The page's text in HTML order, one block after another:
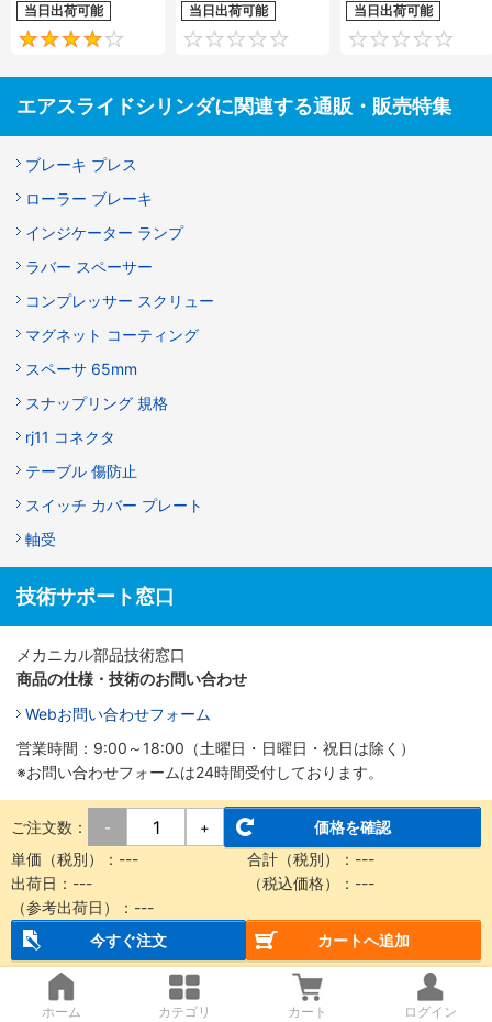
当日出荷可能
4
当日出荷可能
0
当日出荷可能
エアスライドシリンダに関連する通販・販売特集
ブレーキ プレス
ローラー ブレーキ
インジケーター ランプ
ラバー スペーサー
コンプレッサー スクリュー
マグネット コーティング
スペーサ 65mm
スナップリング 規格
rj11 コネクタ
テーブル 傷防止
スイッチ カバー プレート
軸受
技術サポート窓口
メカニカル部品技術窓口
商品の仕様・技術のお問い合わせ
Webお問い合わせフォーム
営業時間：9:00～18:00（土曜日・日曜日・祝日は除く）
※お問い合わせフォームは24時間受付しております。
ご注文数： - +
価格を確認
単価（税別）： --- 合計（税別）： ---
出荷日： --- （税込価格）： ---
（参考出荷日）： ---
今すぐ注文
カートへ追加
ホーム カテゴリ カート ログイン